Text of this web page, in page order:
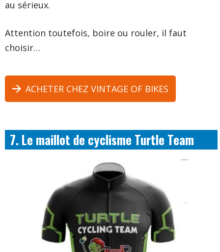
au sérieux.
Attention toutefois, boire ou rouler, il faut
choisir…
ACHETER CHEZ VINTAGE OF BIKES
7. Le maillot de cyclisme Turtle Team